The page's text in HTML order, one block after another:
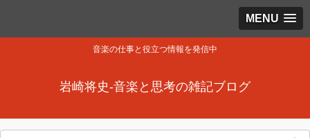
MENU
音楽の仕事と役立つ情報を発信中
岩崎将史-音楽と思考の雑記ブログ